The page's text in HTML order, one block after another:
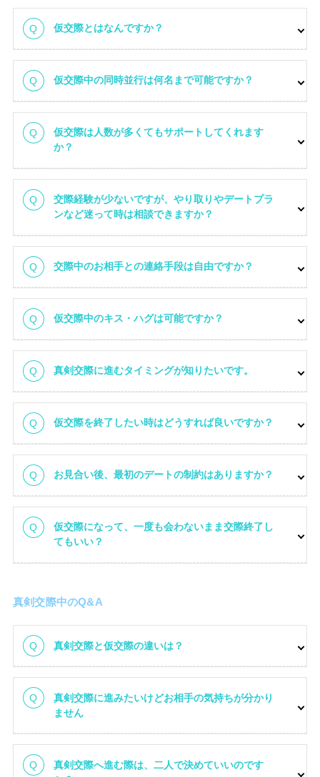
仮交際とはなんですか？
仮交際中の同時並行は何名まで可能ですか？
仮交際は人数が多くてもサポートしてくれます
か？
交際経験が少ないですが、やり取りやデートプラ
ンなど迷って時は相談できますか？
交際中のお相手との連絡手段は自由ですか？
仮交際中のキス・ハグは可能ですか？
真剣交際に進むタイミングが知りたいです。
仮交際を終了したい時はどうすれば良いですか？
お見合い後、最初のデートの制約はありますか？
仮交際になって、一度も会わないまま交際終了し
てもいい？
真剣交際中のQ&A
真剣交際と仮交際の違いは？
真剣交際に進みたいけどお相手の気持ちが分かり
ません
真剣交際へ進む際は、二人で決めていいのです